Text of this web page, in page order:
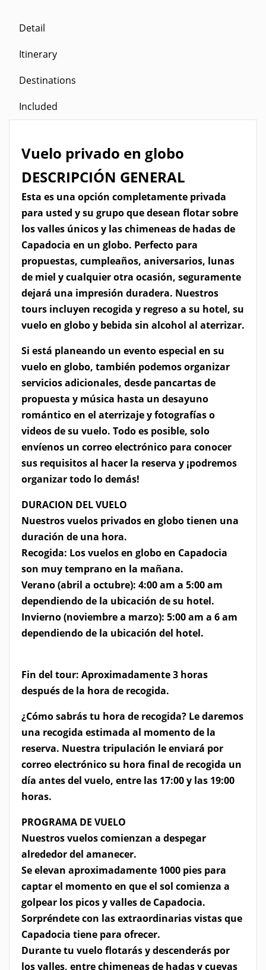
Detail
Itinerary
Destinations
Included
Vuelo privado en globo
DESCRIPCIÓN GENERAL
Esta es una opción completamente privada
para usted y su grupo que desean flotar sobre
los valles únicos y las chimeneas de hadas de
Capadocia en un globo. Perfecto para
propuestas, cumpleaños, aniversarios, lunas
de miel y cualquier otra ocasión, seguramente
dejará una impresión duradera. Nuestros
tours incluyen recogida y regreso a su hotel, su
vuelo en globo y bebida sin alcohol al aterrizar.
Si está planeando un evento especial en su
vuelo en globo, también podemos organizar
servicios adicionales, desde pancartas de
propuesta y música hasta un desayuno
romántico en el aterrizaje y fotografías o
videos de su vuelo. Todo es posible, solo
envíenos un correo electrónico para conocer
sus requisitos al hacer la reserva y ¡podremos
organizar todo lo demás!
DURACION DEL VUELO
Nuestros vuelos privados en globo tienen una
duración de una hora.
Recogida: Los vuelos en globo en Capadocia
son muy temprano en la mañana.
Verano (abril a octubre): 4:00 am a 5:00 am
dependiendo de la ubicación de su hotel.
Invierno (noviembre a marzo): 5:00 am a 6 am
dependiendo de la ubicación del hotel.
Fin del tour: Aproximadamente 3 horas
después de la hora de recogida.
¿Cómo sabrás tu hora de recogida? Le daremos
una recogida estimada al momento de la
reserva. Nuestra tripulación le enviará por
correo electrónico su hora final de recogida un
día antes del vuelo, entre las 17:00 y las 19:00
horas.
PROGRAMA DE VUELO
Nuestros vuelos comienzan a despegar
alrededor del amanecer.
Se elevan aproximadamente 1000 pies para
captar el momento en que el sol comienza a
golpear los picos y valles de Capadocia.
Sorpréndete con las extraordinarias vistas que
Capadocia tiene para ofrecer.
Durante tu vuelo flotarás y descenderás por
los valles, entre chimeneas de hadas y cuevas